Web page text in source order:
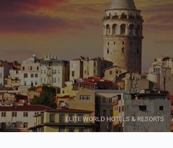
ELİTE WORLD HOTELS & RESORTS